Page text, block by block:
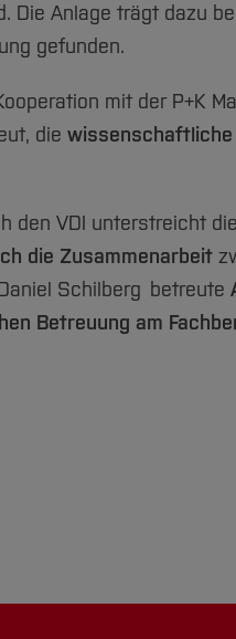
Die Anlage trägt dazu
gefunden.
mit der P+K
die wissenschaftliche
den VDI unterstreicht
die Zusammenarbeit
Schilberg betreute
Betreuung am